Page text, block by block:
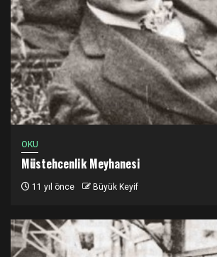
OKU
Müstehcenlik Meyhanesi
11 yıl önce Büyük Keyif